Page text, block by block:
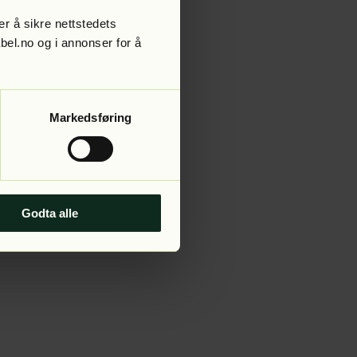
å sikre nettstedets
og i annonser for å
Markedsføring
Godta alle